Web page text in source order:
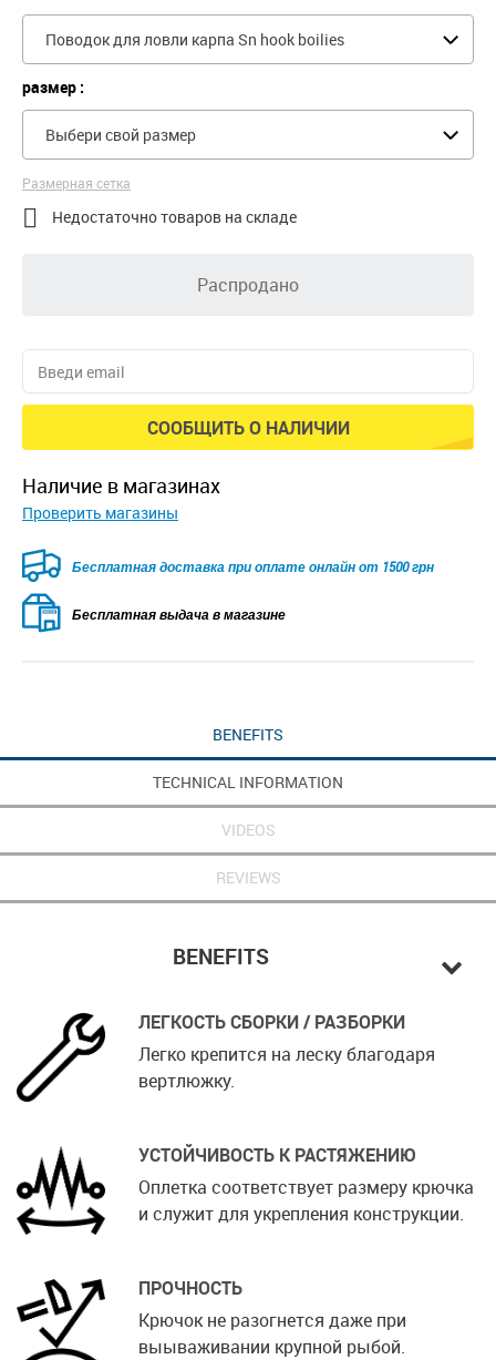
Поводок для ловли карпа Sn hook boilies
размер :
Выбери свой размер
Размерная сетка
 Недостаточно товаров на складе
Распродано
СООБЩИТЬ О НАЛИЧИИ
наличие в магазинах
Проверить магазины
Безкоштовна доставка для замовлень від 2500 грн при
оплаті онлайн
Бесплатная выдача в магазине
BENEFITS
TECHNICAL INFORMATION
VIDEOS
REVIEWS
BENEFITS
ЛЕГКОСТЬ СБОРКИ / РАЗБОРКИ
Легко крепится на леску благодаря
вертлюжку.
УСТОЙЧИВОСТЬ К РАСТЯЖЕНИЮ
Оплетка соответствует размеру крючка
и служит для укрепления конструкции.
ПРОЧНОСТЬ
Крючок не разогнется даже при
выываживании крупной рыбой.